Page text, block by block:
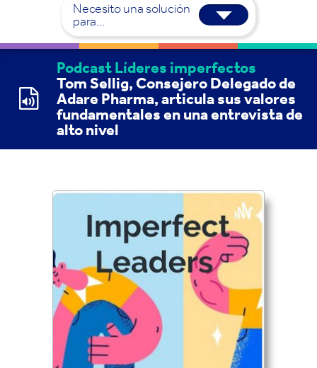
Necesito una solución
para...
Podcast Líderes imperfectos
Tom Sellig, Consejero Delegado de
Adare Pharma, articula sus valores
fundamentales en una entrevista de
alto nivel